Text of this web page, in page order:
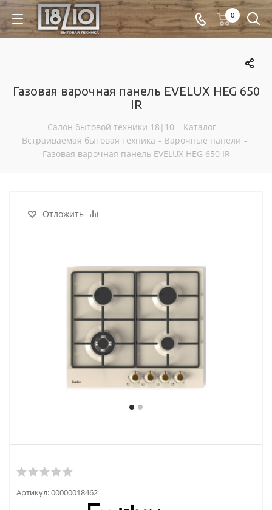
0
Газовая варочная панель EVELUX HEG 650
IR
Салон бытовой техники 18|10 - Каталог -
Встраиваемая бытовая техника - Варочные панели -
Газовая варочная панель EVELUX HEG 650 IR
Отложить
Артикул:00000018462